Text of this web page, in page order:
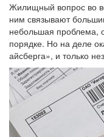
Жилищный вопрос во
ним связывают
небольшая проблема,
порядке. Но на деле
айсберга», и только